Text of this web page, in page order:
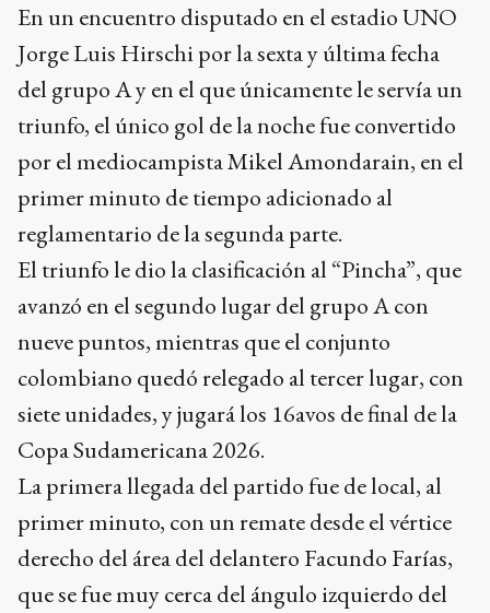
En un encuentro disputado en el estadio UNO
Jorge Luis Hirschi por la sexta y última fecha
del grupo A y en el que únicamente le servía un
triunfo, el único gol de la noche fue convertido
por el mediocampista Mikel Amondarain, en el
primer minuto de tiempo adicionado al
reglamentario de la segunda parte.
El triunfo le dio la clasificación al “Pincha”, que
avanzó en el segundo lugar del grupo A con
nueve puntos, mientras que el conjunto
colombiano quedó relegado al tercer lugar, con
siete unidades, y jugará los 16avos de final de la
Copa Sudamericana 2026.
La primera llegada del partido fue de local, al
primer minuto, con un remate desde el vértice
derecho del área del delantero Facundo Farías,
que se fue muy cerca del ángulo izquierdo del